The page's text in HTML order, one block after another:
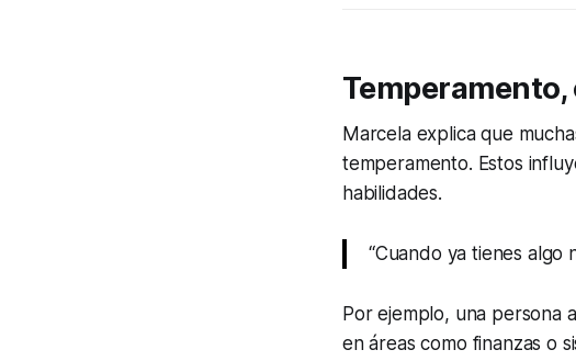
Marcela explica que
temperamento. Estos
habilidades.
“Cuando ya tienes algo
Por ejemplo, una persona
en áreas como finanzas o